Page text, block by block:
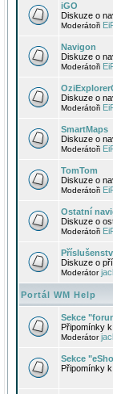
iGO
Diskuze o
Moderátoři
Navigon
Diskuze o
Moderátoři
Diskuze o
Moderátoři
SmartMaps
Diskuze o
Moderátoři
TomTom
Diskuze o
Moderátoři
Ostatní
Diskuze o
Moderátoři
Diskuze o
Moderátor
Portál WM Help
Sekce
Připomínky
Moderátor
Sekce
Připomínky